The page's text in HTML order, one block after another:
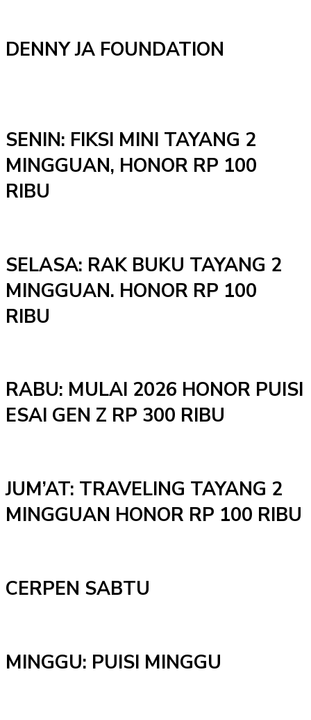
DENNY JA FOUNDATION
SENIN: FIKSI MINI TAYANG 2
MINGGUAN, HONOR RP 100
RIBU
SELASA: RAK BUKU TAYANG 2
MINGGUAN. HONOR RP 100
RIBU
RABU: MULAI 2026 HONOR PUISI
ESAI GEN Z RP 300 RIBU
JUM’AT: TRAVELING TAYANG 2
MINGGUAN HONOR RP 100 RIBU
CERPEN SABTU
MINGGU: PUISI MINGGU